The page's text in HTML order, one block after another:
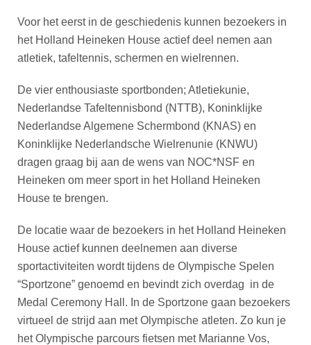
Maandelijks archief
Website
Gebruiksvoorwaarden
Handleiding
Historie
Reglementen
Ledencijfers
Organisatie
Bestuur
Commissies
Ereleden
Vacatures
Bondsbureau
Contact
Veteranen
Lichtzwaardschermen
Ranglijsten
Inschrijven
Reglementen
Materiaal
Schermpaspoort
Rolstoelschermen
Wedstrijdkalender
NK's
Nieuws
NK's
DBT
FBT
Talentontwikkeling
Internationale aanmeldingen
Voor de jeugd
Spreekbeurtpakket
Jeugdkampen
Brassardsysteem
Voor coaches en leraren
Opleidingen
Leraar
Voor scheidsrechters
Forums
Forums
Schermforum
Nieuws
Zoek Vereniging
Contact
NK organiseren
Voor het eerst in de geschiedenis kunnen bezoekers in
het Holland Heineken House actief deel nemen aan
atletiek, tafeltennis, schermen en wielrennen.
De vier enthousiaste sportbonden; Atletiekunie,
Nederlandse Tafeltennisbond (NTTB), Koninklijke
Nederlandse Algemene Schermbond (KNAS) en
Koninklijke Nederlandsche Wielrenunie (KNWU)
dragen graag bij aan de wens van NOC*NSF en
Heineken om meer sport in het Holland Heineken
House te brengen.
De locatie waar de bezoekers in het Holland Heineken
House actief kunnen deelnemen aan diverse
sportactiviteiten wordt tijdens de Olympische Spelen
“Sportzone” genoemd en bevindt zich overdag in de
Medal Ceremony Hall. In de Sportzone gaan bezoekers
virtueel de strijd aan met Olympische atleten. Zo kun je
het Olympische parcours fietsen met Marianne Vos,